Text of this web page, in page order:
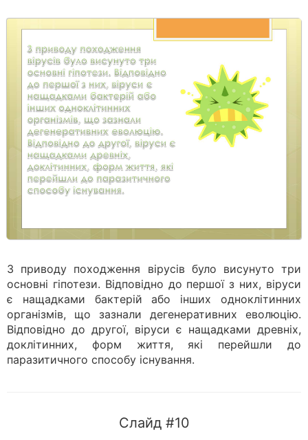
З приводу походження вірусів було висунуто три
основні гіпотези. Відповідно до першої з них, віруси
є нащадками бактерій або інших одноклітинних
організмів, що зазнали дегенеративних еволюцію.
Відповідно до другої, віруси є нащадками древніх,
доклітинних, форм життя, які перейшли до
паразитичного способу існування.
Слайд #10